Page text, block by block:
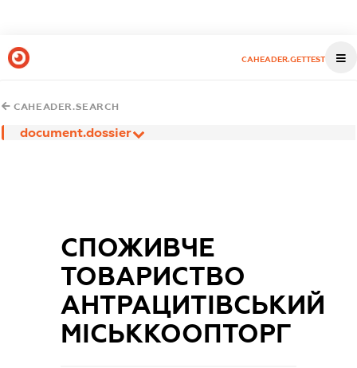
CAHEADER.GETTEST
CAHEADER.SEARCH
document.dossier
СПОЖИВЧЕ
ТОВАРИСТВО
АНТРАЦИТІВСЬКИЙ
МІСЬККООПТОРГ